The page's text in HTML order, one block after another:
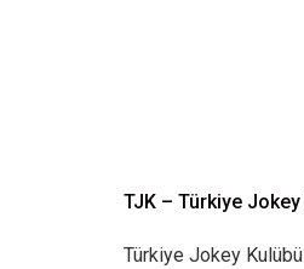
TJK – Türkiye Jokey
Türkiye Jokey